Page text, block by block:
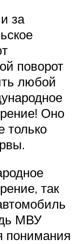
за
поворот
любой
Оно
только
так
МВУ
понимания